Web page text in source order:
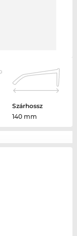
Szárhossz
140 mm